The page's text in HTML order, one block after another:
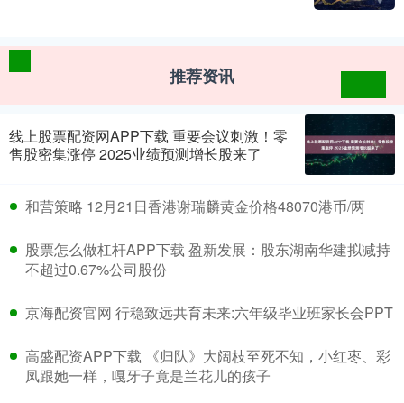
推荐资讯
线上股票配资网APP下载 重要会议刺激！零
售股密集涨停 2025业绩预测增长股来了
和营策略 12月21日香港谢瑞麟黄金价格48070港币/两
股票怎么做杠杆APP下载 盈新发展：股东湖南华建拟减持
不超过0.67%公司股份
京海配资官网 行稳致远共育未来:六年级毕业班家长会PPT
高盛配资APP下载 《归队》大阔枝至死不知，小红枣、彩
凤跟她一样，嘎牙子竟是兰花儿的孩子